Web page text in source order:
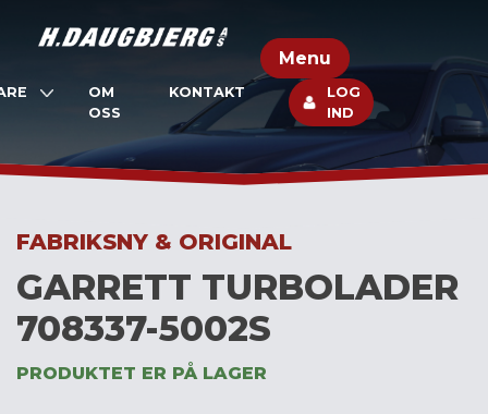
Menu
OM
OSS
KONTAKT
LOG
IND
FABRIKSNY & ORIGINAL
GARRETT TURBOLADER
708337-5002S
PRODUKTET ER PÅ LAGER